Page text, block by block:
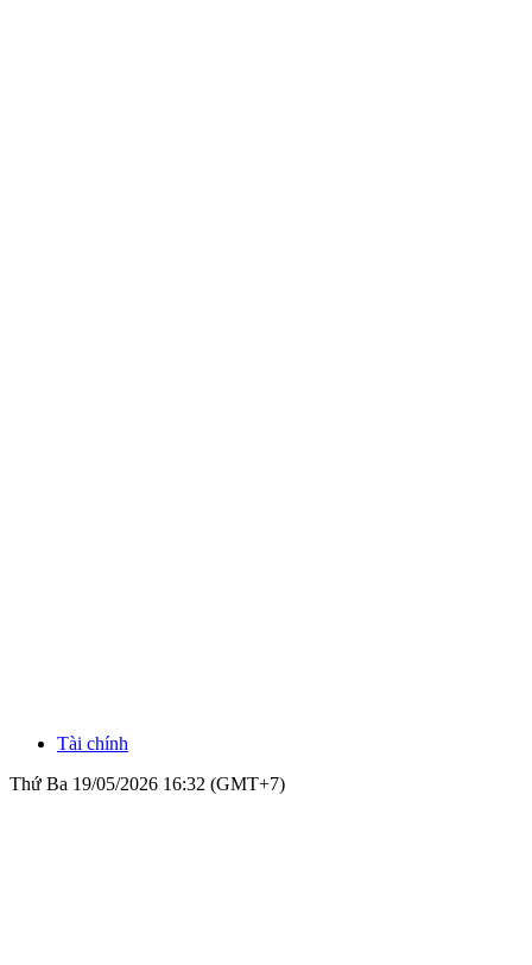
Tài chính
Thứ Ba 19/05/2026 16:32 (GMT+7)